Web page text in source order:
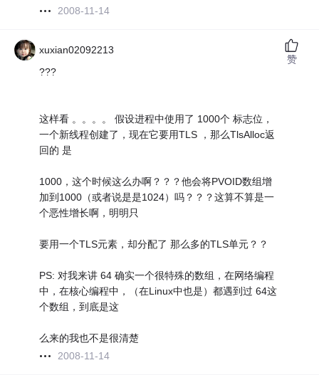
2008-11-14
xuxian02092213
???
这样看 。。。。 假设进程中使用了 1000个 标志位，
一个新线程创建了，现在它要用TLS ，那么TlsAlloc返
回的 是
1000，这个时候这么办啊？？？他会将PVOID数组增
加到1000（或者说是是1024）吗？？？这算不算是一
个恶性增长啊，明明只
要用一个TLS元素，却分配了 那么多的TLS单元？？
PS: 对我来讲 64 确实一个很特殊的数组，在网络编程
中，在核心编程中，（在Linux中也是）都遇到过 64这
个数组，到底是这
么来的我也不是很清楚
2008-11-14
赞